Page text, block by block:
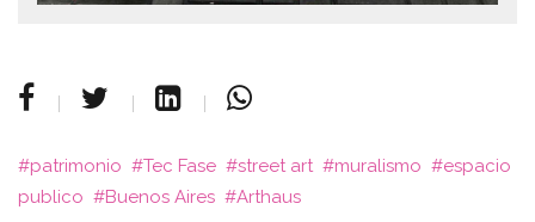
patrimonio Tec Fase street art muralismo
espacio
publico
Buenos Aires Arthaus